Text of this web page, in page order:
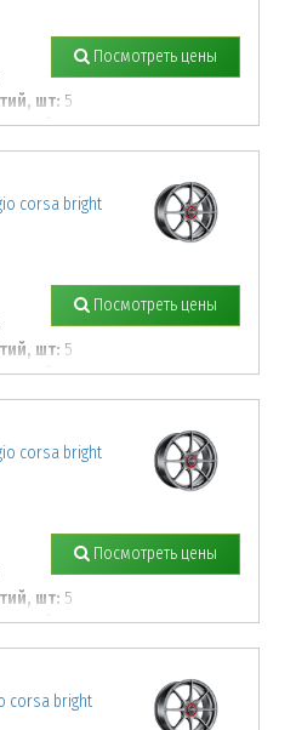
шт: 5
мм:
Посмотреть цены
corsa bright
шт: 5
мм:
Посмотреть цены
corsa bright
шт: 5
мм:
Посмотреть цены
corsa bright